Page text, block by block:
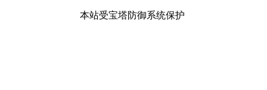
本站受宝塔防御系统保护